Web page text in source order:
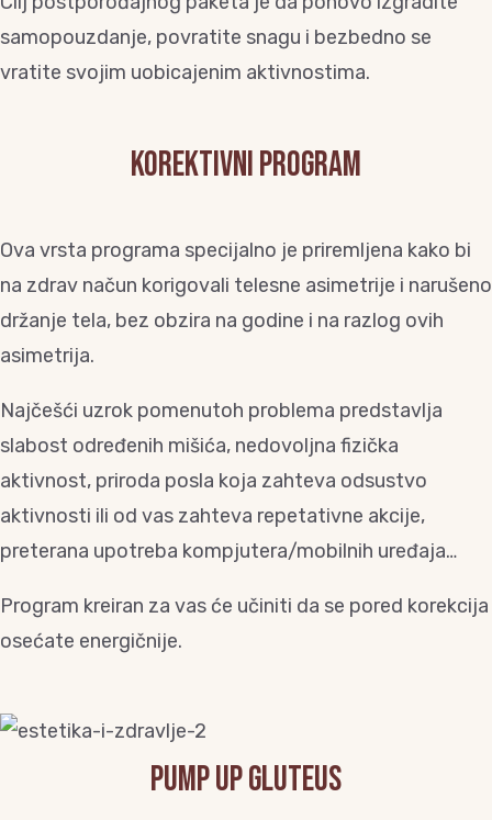
samopouzdanje, povratite snagu i bezbedno se
vratite svojim uobicajenim aktivnostima.
Korektivni program
Ova vrsta programa specijalno je priremljena kako bi
na zdrav načun korigovali telesne asimetrije i narušeno
držanje tela, bez obzira na godine i na razlog ovih
asimetrija.
Najčešći uzrok pomenutoh problema predstavlja
slabost određenih mišića, nedovoljna fizička
aktivnost, priroda posla koja zahteva odsustvo
aktivnosti ili od vas zahteva repetativne akcije,
preterana upotreba kompjutera/mobilnih uređaja…
Program kreiran za vas će učiniti da se pored korekcija
osećate energičnije.
PUMP UP gluteus